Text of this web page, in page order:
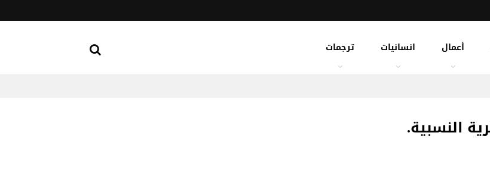
أعمال انسانيات ترجمات